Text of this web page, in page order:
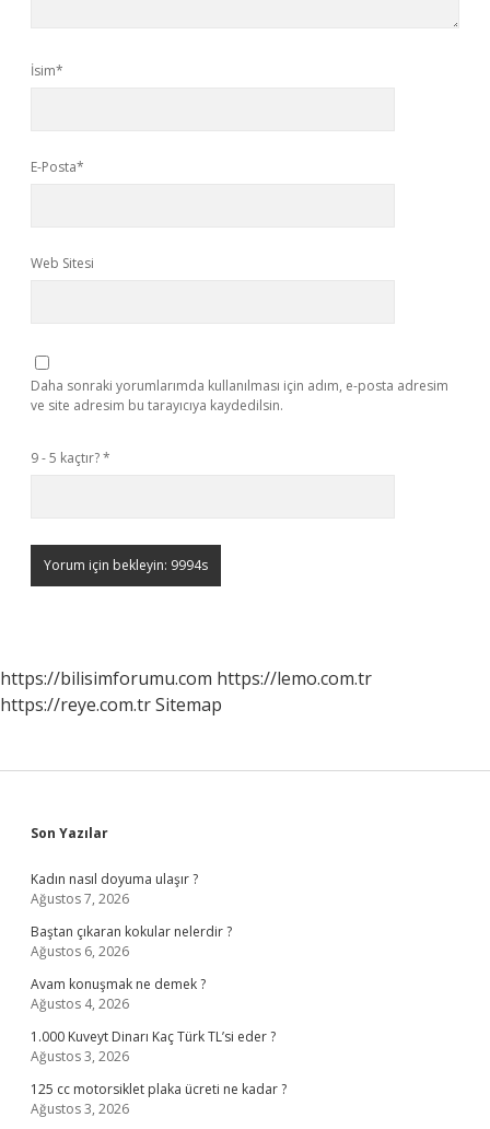
İsim*
E-Posta*
Web Sitesi
Daha sonraki yorumlarımda kullanılması için adım, e-posta adresim
ve site adresim bu tarayıcıya kaydedilsin.
9 - 5 kaçtır?*
https://bilisimforumu.com https://lemo.com.tr
https://reye.com.trSitemap
Sidebar
Son Yazılar
Kadın nasıl doyuma ulaşır ?
Ağustos 7, 2026
Baştan çıkaran kokular nelerdir ?
Ağustos 6, 2026
Avam konuşmak ne demek ?
Ağustos 4, 2026
1.000 Kuveyt Dinarı Kaç Türk TL’si eder ?
Ağustos 3, 2026
125 cc motorsiklet plaka ücreti ne kadar ?
Ağustos 3, 2026